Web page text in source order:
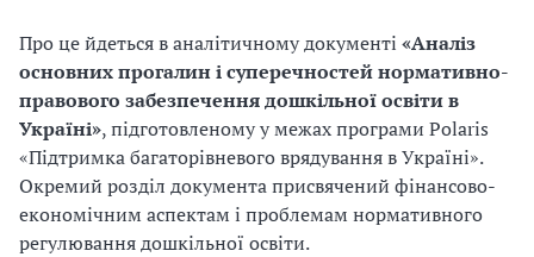
Про це йдеться в аналітичному документі «Аналіз
основних прогалин і суперечностей нормативно-
правового забезпечення дошкільної освіти в
Україні», підготовленому у межах програми Polaris
«Підтримка багаторівневого врядування в Україні».
Окремий розділ документа присвячений фінансово-
економічним аспектам і проблемам нормативного
регулювання дошкільної освіти.